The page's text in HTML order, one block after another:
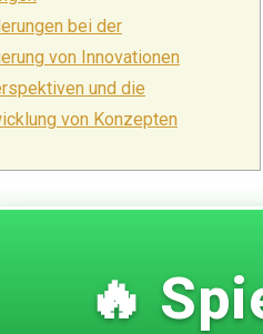
bei der
von Innovationen
und die
von Konzepten
🔥